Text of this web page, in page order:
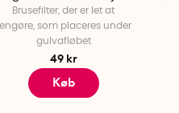
Brusefilter, der er let at
som placeres under
gulvafløbet
49 kr
Køb